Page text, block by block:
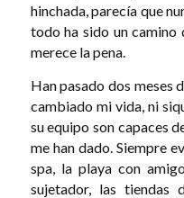
hinchada, parecía que
todo ha sido un camino
merece la pena.
Han pasado dos meses
cambiado mi vida, ni
su equipo son capaces
me han dado. Siempre
spa, la playa con
sujetador, las tiendas